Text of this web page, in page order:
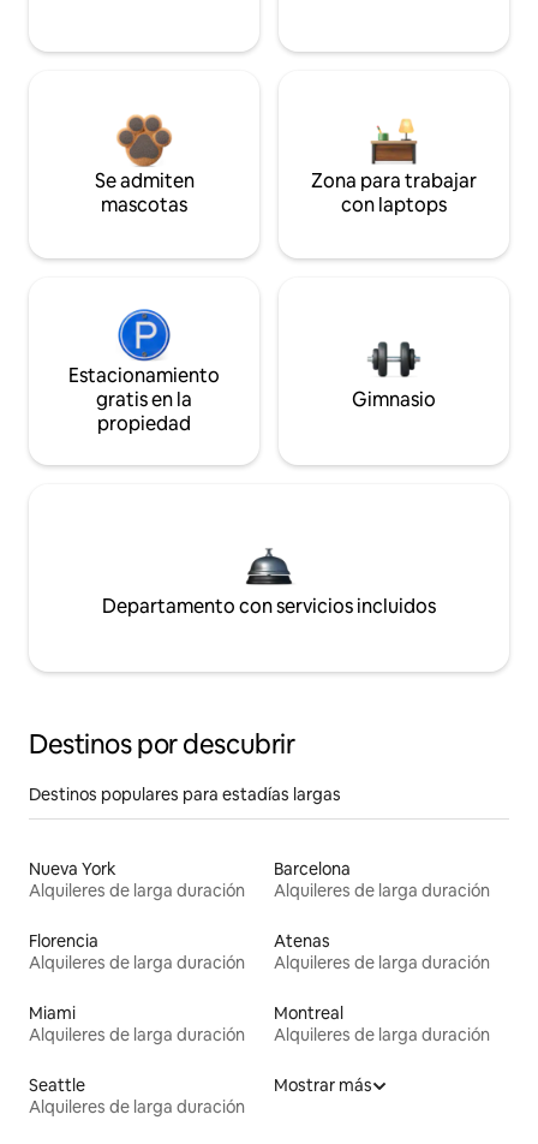
Se admiten
mascotas
Zona para trabajar
con laptops
Estacionamiento
gratis en la
propiedad
Gimnasio
Departamento con servicios incluidos
Destinos por descubrir
Destinos populares para estadías largas
Nueva York
Alquileres de larga duración
Barcelona
Alquileres de larga duración
Florencia
Alquileres de larga duración
Atenas
Alquileres de larga duración
Miami
Alquileres de larga duración
Montreal
Alquileres de larga duración
Seattle
Alquileres de larga duración
Mostrar más